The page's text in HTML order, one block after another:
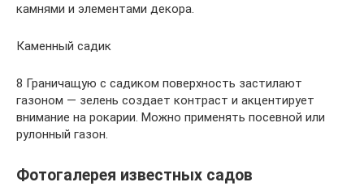
камнями и элементами декора.
Каменный садик
8 Граничащую с садиком поверхность застилают
газоном — зелень создает контраст и акцентирует
внимание на рокарии. Можно применять посевной или
рулонный газон.
Фотогалерея известных садов